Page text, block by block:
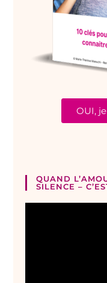
OUI,
QUAND
SILENCE –